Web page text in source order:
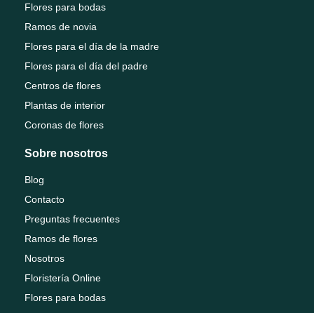
Flores para bodas
Ramos de novia
Flores para el día de la madre
Flores para el día del padre
Centros de flores
Plantas de interior
Coronas de flores
Sobre nosotros
Blog
Contacto
Preguntas frecuentes
Ramos de flores
Nosotros
Floristería Online
Flores para bodas